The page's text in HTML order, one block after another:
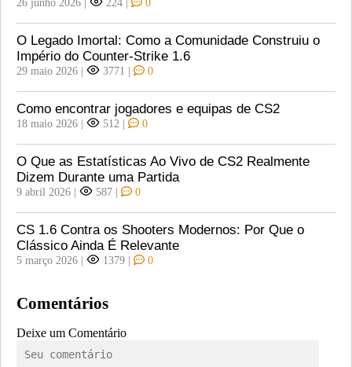
O Legado Imortal: Como a Comunidade Construiu o
Império do Counter-Strike 1.6
29 maio 2026 | 3771 | 0
Como encontrar jogadores e equipas de CS2
18 maio 2026 | 512 | 0
O Que as Estatísticas Ao Vivo de CS2 Realmente
Dizem Durante uma Partida
9 abril 2026 | 587 | 0
CS 1.6 Contra os Shooters Modernos: Por Que o
Clássico Ainda É Relevante
5 março 2026 | 1379 | 0
Comentários
Deixe um Comentário